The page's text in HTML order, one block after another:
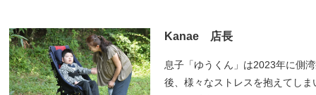
Kanae 店長
息子「ゆうくん」は2023年に側
後、様々なストレスを抱えてしま